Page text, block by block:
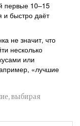
первые 10–15
и быстро даёт
не значит, что
несколько
или
«лучшие
выбирая